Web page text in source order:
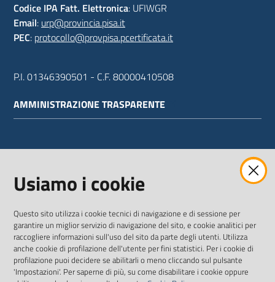
Codice IPA Fatt. Elettronica: UFIWGR
Email: urp@provincia.pisa.it
PEC: protocollo@provpisa.pcertificata.it
P.I. 01346390501 - C.F. 80000410508
AMMINISTRAZIONE TRASPARENTE
SEGUICI SU
TwitterFacebookYoutube
Usiamo i cookie
Questo sito utilizza i cookie tecnici di navigazione e di sessione per
garantire un miglior servizio di navigazione del sito, e cookie analitici per
raccogliere informazioni sull'uso del sito da parte degli utenti. Utilizza
anche cookie di profilazione dell'utente per fini statistici. Per i cookie di
profilazione puoi decidere se abilitarli o meno cliccando sul pulsante
'Impostazioni'. Per saperne di più, su come disabilitare i cookie oppure